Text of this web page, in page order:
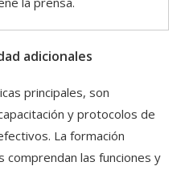
adicionales
principales, son
y protocolos de
La formación
las funciones y